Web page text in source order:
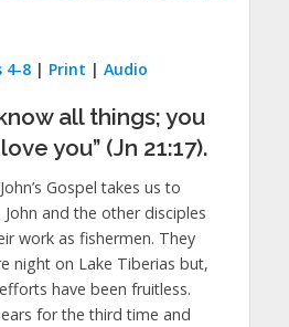
4-8 | Print | Audio
all things; you
you” (Jn 21:17).
Gospel takes us to
and the other disciples
work as fishermen. They
night on Lake Tiberias but,
have been fruitless.
for the third time and